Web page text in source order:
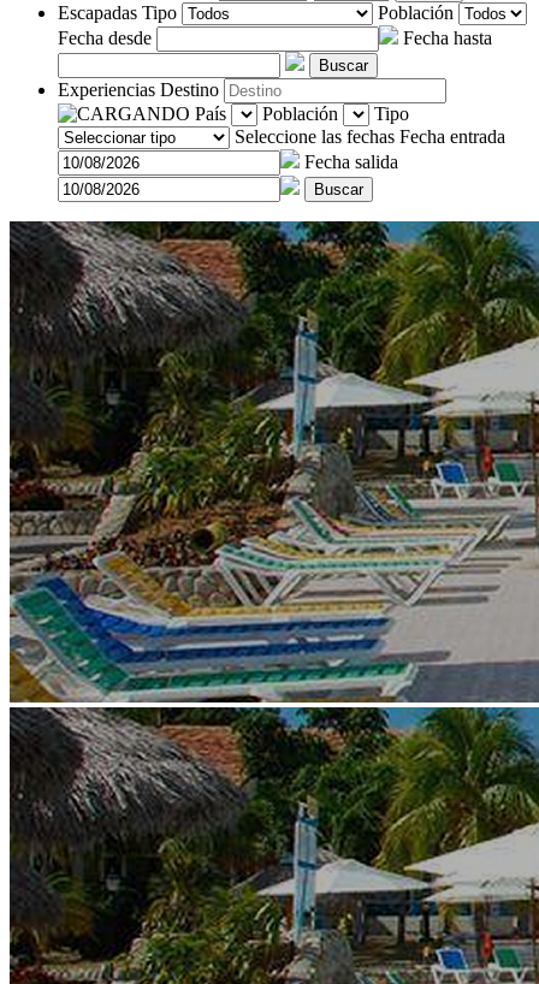
Escapadas Tipo
Población
Fecha desde
Fecha hasta
Buscar
Experiencias Destino
País
Población
Tipo
Seleccione las fechas Fecha entrada
Fecha salida
Buscar